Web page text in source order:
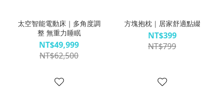
太空智能電動床｜多角度調
整 無重力睡眠
NT$49,999
NT$62,500
方塊抱枕｜居家舒適點綴
NT$399
NT$799